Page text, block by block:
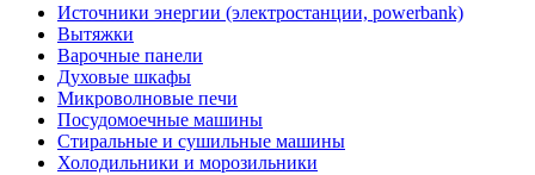
Источники энергии (электростанции, powerbank)
Вытяжки
Варочные панели
Духовые шкафы
Микроволновые печи
Посудомоечные машины
Стиральные и сушильные машины
Холодильники и морозильники